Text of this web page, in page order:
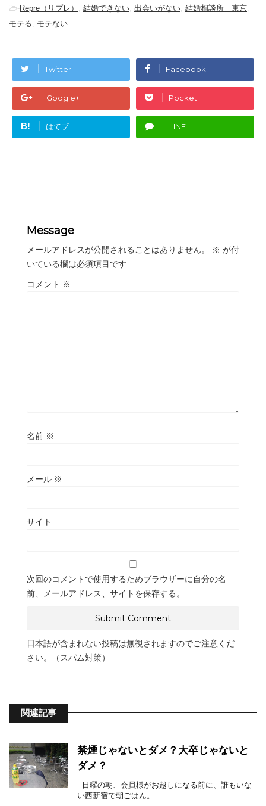
-Repre（リプレ） 結婚できない 出会いがない 結婚相談所 東京
モテる
モテない
Twitter Facebook
Google+ Pocket
B! はてブ LINE
Message
メールアドレスが公開されることはありません。 ※ が付
いている欄は必須項目です
コメント ※
名前 ※
メール ※
サイト
次回のコメントで使用するためブラウザーに自分の名
前、メールアドレス、サイトを保存する。
日本語が含まれない投稿は無視されますのでご注意くだ
さい。（スパム対策）
関連記事
禁煙じゃないとダメ？大卒じゃないと
ダメ？
日曜の朝、会員様がお越しになる前に、誰もいな
い西新宿で朝ごはん。 ...